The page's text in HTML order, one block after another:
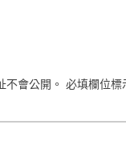
會公開。 必填欄位